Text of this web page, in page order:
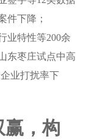
件下降；
业特性等200余
东枣庄试点中高
业打扰率下
赢，构